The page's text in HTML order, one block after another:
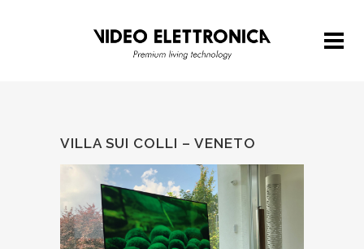
VILLA SUI COLLI – VENETO